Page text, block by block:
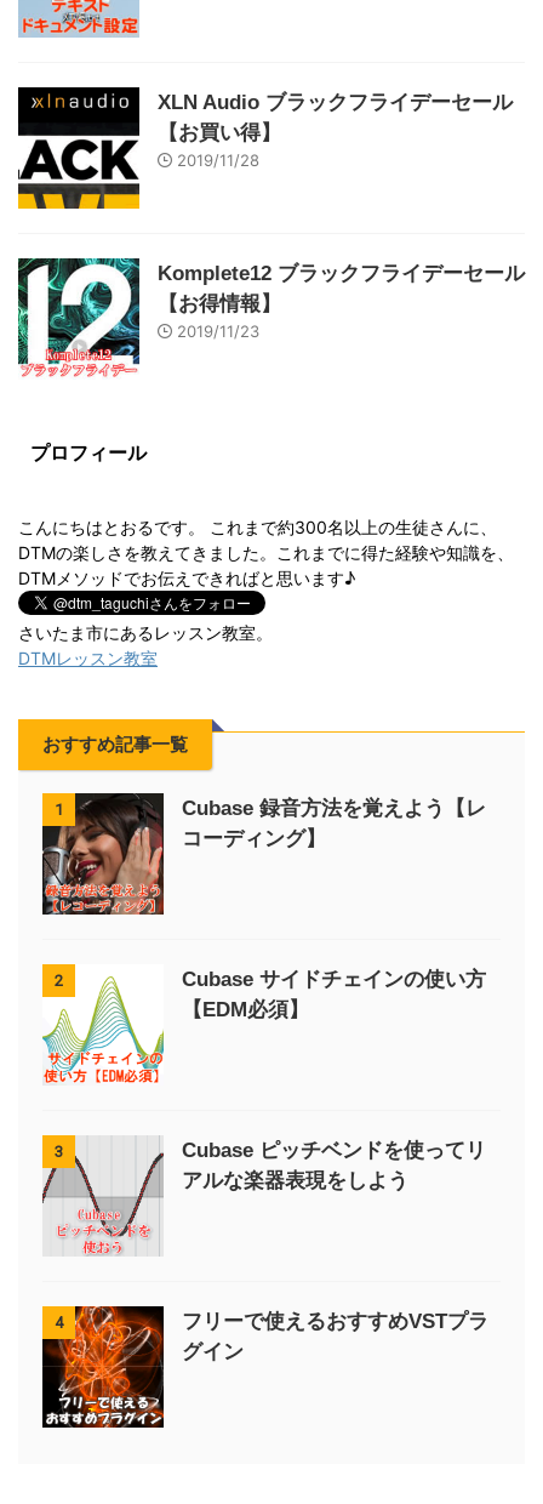
XLN Audio ブラックフライデーセール
【お買い得】
2019/11/28
Komplete12 ブラックフライデーセール
【お得情報】
2019/11/23
プロフィール
こんにちはとおるです。 これまで約300名以上の生徒さんに、
DTMの楽しさを教えてきました。これまでに得た経験や知識を、
DTMメソッドでお伝えできればと思います♪
さいたま市にあるレッスン教室。
DTMレッスン教室
おすすめ記事一覧
1
Cubase 録音方法を覚えよう【レ
コーディング】
2
Cubase サイドチェインの使い方
【EDM必須】
3
Cubase ピッチベンドを使ってリ
アルな楽器表現をしよう
4
フリーで使えるおすすめVSTプラ
グイン